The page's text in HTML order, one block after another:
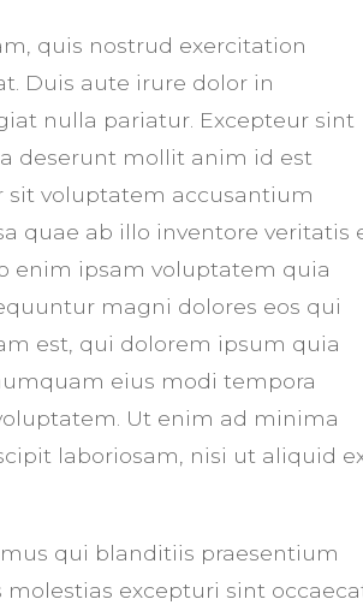
quis nostrud exercitation
Duis aute irure dolor in
nulla pariatur. Excepteur sint
deserunt mollit anim id est
sit voluptatem accusantium
quae ab illo inventore veritatis
enim ipsam voluptatem quia
magni dolores eos qui
est, qui dolorem ipsum quia
eius modi tempora
Ut enim ad minima
laboriosam, nisi ut aliquid
qui blanditiis praesentium
excepturi sint